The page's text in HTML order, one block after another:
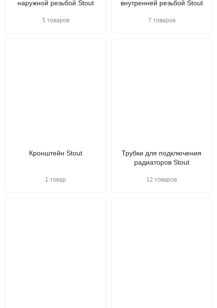
наружной резьбой Stout
5 товаров
внутренней резьбой Stout
7 товаров
Кронштейн Stout
1 товар
Трубки для подключения
радиаторов Stout
12 товаров